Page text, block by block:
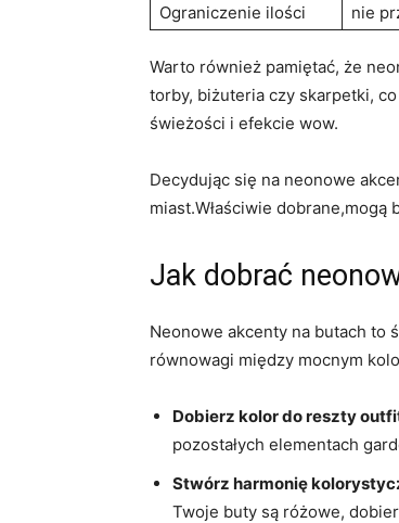
Ograniczenie⁢ ilości
nie
Warto również pamiętać, że
torby, ‍biżuteria czy skarpetki,
świeżości⁤ i ​efekcie⁣ wow.
Decydując⁣ się na ‌neonowe
miast.Właściwie
Jak dobrać
Neonowe‍ akcenty na ⁢butach ‍to⁣
równowagi między mocnym
Dobierz ⁣kolor ⁣do reszty
pozostałych elementach
Stwórz harmonię
Twoje buty są⁣ różowe,